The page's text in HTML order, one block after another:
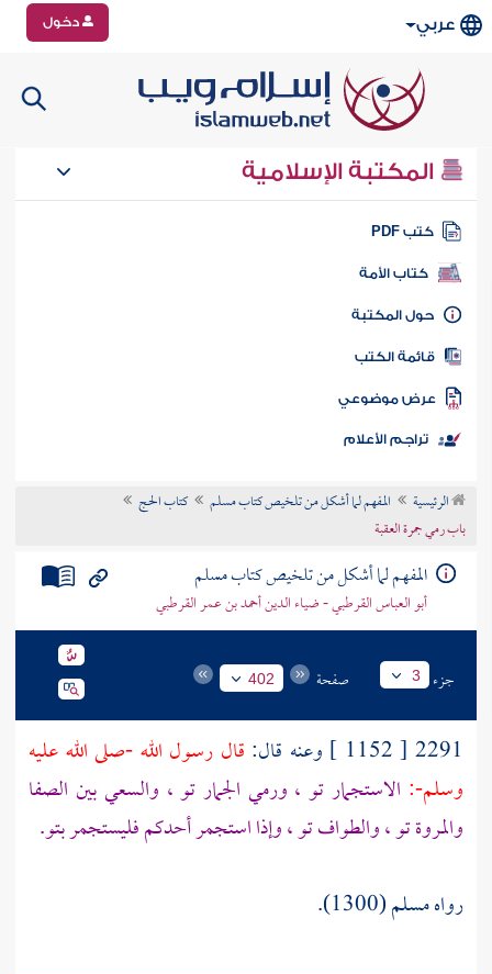
عربي دخول
المكتبة الإسلامية
كتب PDF
كتاب الأمة
المكتبة
الكتب
موضوعي
تراجم الأعلام
الرئيسية المفهم لما أشكل من تلخيص كتاب مسلم
كتاب الحج
باب رمي جمرة العقبة
المفهم لما أشكل من تلخيص كتاب مسلم
أبو العباس القرطبي - ضياء الدين أحمد بن عمر القرطبي
جزء 3 صفحة 402
2291 [ 1152 ] وعنه قال:
قال رسول الله -صلى الله عليه
وسلم-: الاستجمار تو ، ورمي الجمار تو ، والسعي بين الصفا
والمروةتو ، والطواف تو ، وإذا استجمر أحدكم فليستجمر بتو.
رواه مسلم (1300).